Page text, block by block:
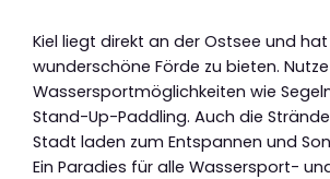
Kiel liegt direkt an der Ostsee und
wunderschöne Förde zu bieten.
Wassersportmöglichkeiten wie
Stand-Up-Paddling. Auch die
Stadt laden zum Entspannen und
Ein Paradies für alle Wassersport-